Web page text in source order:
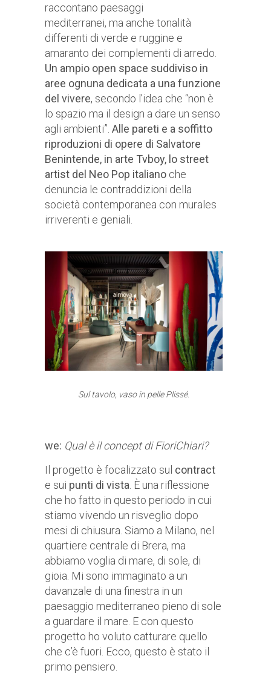
raccontano paesaggi
mediterranei, ma anche tonalità
differenti di verde e ruggine e
amaranto dei complementi di arredo.
Un ampio open space suddiviso in
aree ognuna dedicata a una funzione
del vivere, secondo l’idea che “non è
lo spazio ma il design a dare un senso
agli ambienti”. Alle pareti e a soffitto
riproduzioni di opere di Salvatore
Benintende, in arte Tvboy, lo street
artist del Neo Pop italiano che
denuncia le contraddizioni della
società contemporanea con murales
irriverenti e geniali.
Sul tavolo, vaso in pelle Plissé.
we: Qual è il concept di FioriChiari?
Il progetto è focalizzato sul contract
e sui punti di vista . È una riflessione
che ho fatto in questo periodo in cui
stiamo vivendo un risveglio dopo
mesi di chiusura. Siamo a Milano, nel
quartiere centrale di Brera, ma
abbiamo voglia di mare, di sole, di
gioia. Mi sono immaginato a un
davanzale di una finestra in un
paesaggio mediterraneo pieno di sole
a guardare il mare. E con questo
progetto ho voluto catturare quello
che c’è fuori. Ecco, questo è stato il
primo pensiero.